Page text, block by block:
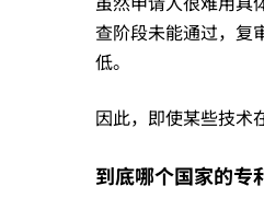
结
果？
——
查阶段未能通过，复
低。
因此，即使某些技术
到底哪个国家的专